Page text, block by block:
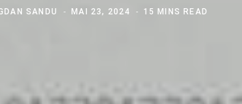
SANDU MAI 23, 2024 15 MINS READ